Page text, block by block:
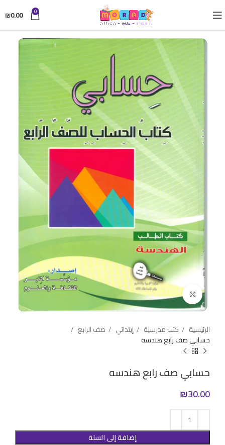
0
₪0.00
Click to enlarge
الرئيسية كتب مدرسية إبتدائي
صف الرابع
حسابي صف رابع هندسه
حسابي صف رابع هندسه
₪30.00
إضافة إلى السلة